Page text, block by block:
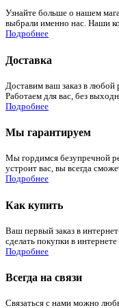
Узнайте больше о нашем
выбрали именно нас. Наши
Подробнее
Доставка
Доставим ваш заказ в любой
Работаем для вас, без
Подробнее
Мы гарантируем
Мы гордимся безупречной
устроит вас, вы всегда
Подробнее
Как купить
Ваш первый заказ в
сделать покупки в
Подробнее
Всегда на связи
Связаться с нами можно